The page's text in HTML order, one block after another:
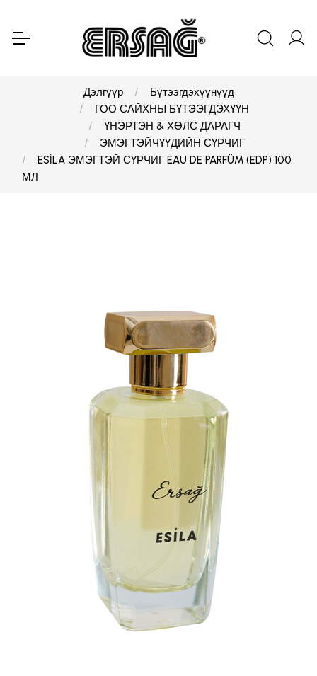
Дэлгүүр
Бүтээгдэхүүнүүд
ГОО САЙХНЫ БҮТЭЭГДЭХҮҮН
ҮНЭРТЭН & ХӨЛС ДАРАГЧ
ЭМЭГТЭЙЧҮҮДИЙН СҮРЧИГ
ESİLA ЭМЭГТЭЙ СҮРЧИГ EAU DE PARFÜM (EDP) 100
МЛ